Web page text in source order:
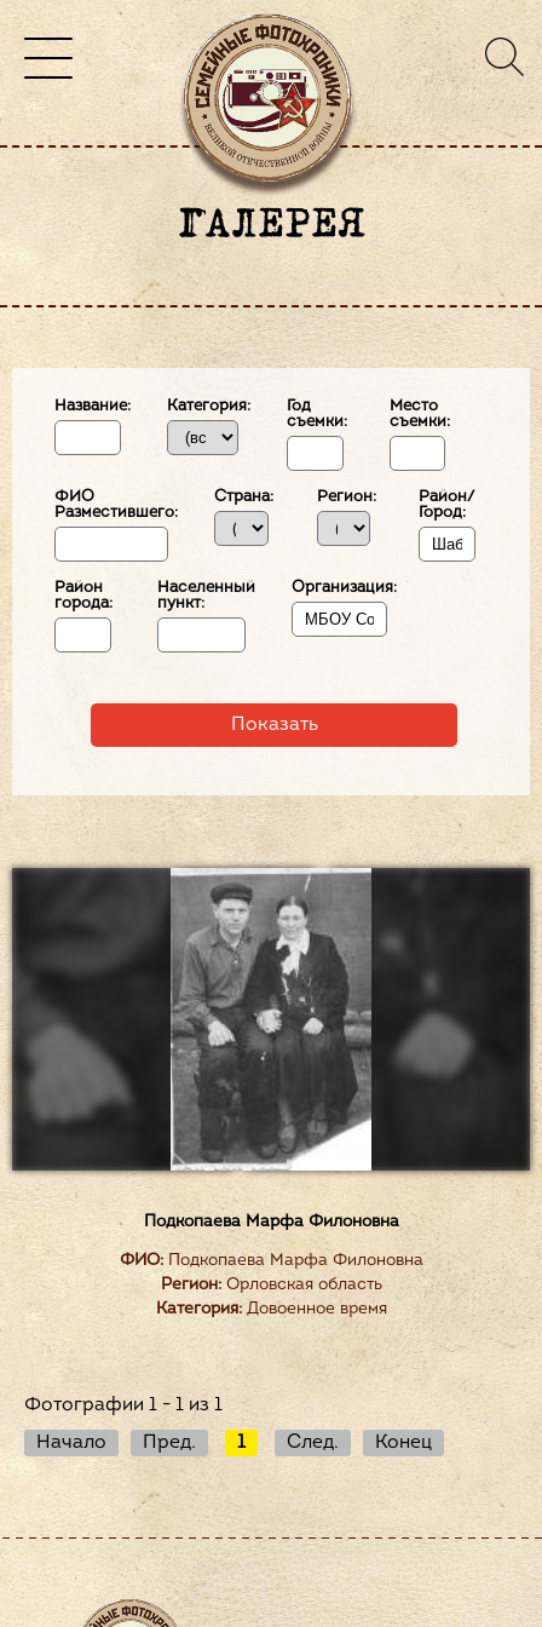
ГАЛЕРЕЯ
Название: Категория:
Год
съемки:
Место
съемки:
ФИО
Разместившего:
Страна: Регион:
Район/
Город:
Район
города:
Населенный
пункт:
Организация:
Подкопаева Марфа Филоновна
ФИО:Подкопаева Марфа Филоновна
Регион:Орловская область
Категория:Довоенное время
Фотографии 1 - 1 из 1
Начало
Пред. 1 След. Конец